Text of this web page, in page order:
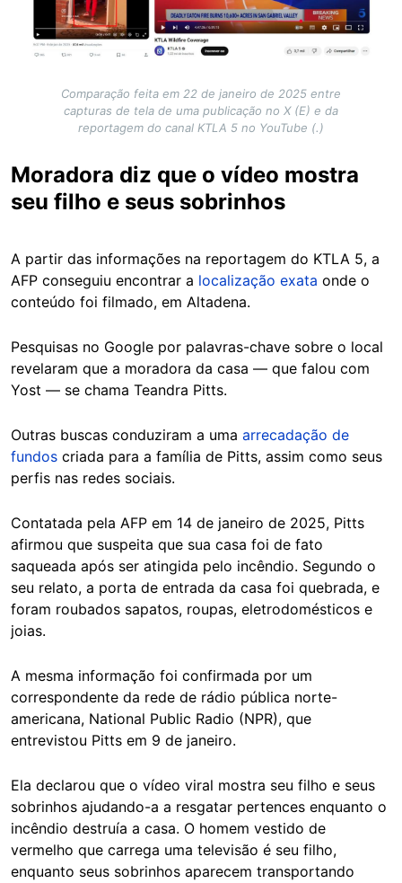
Comparação feita em 22 de janeiro de 2025 entre
capturas de tela de uma publicação no X (E) e da
reportagem do canal KTLA 5 no YouTube (.)
Moradora diz que o vídeo mostra
seu filho e seus sobrinhos
A partir das informações na reportagem do KTLA 5, a
AFP conseguiu encontrar a localização exata onde o
conteúdo foi filmado, em Altadena.
Pesquisas no Google por palavras-chave sobre o local
revelaram que a moradora da casa — que falou com
Yost — se chama Teandra Pitts.
Outras buscas conduziram a uma arrecadação de
fundos criada para a família de Pitts, assim como seus
perfis nas redes sociais.
Contatada pela AFP em 14 de janeiro de 2025, Pitts
afirmou que suspeita que sua casa foi de fato
saqueada após ser atingida pelo incêndio. Segundo o
seu relato, a porta de entrada da casa foi quebrada, e
foram roubados sapatos, roupas, eletrodomésticos e
joias.
A mesma informação foi confirmada por um
correspondente da rede de rádio pública norte-
americana, National Public Radio (NPR), que
entrevistou Pitts em 9 de janeiro.
Ela declarou que o vídeo viral mostra seu filho e seus
sobrinhos ajudando-a a resgatar pertences enquanto o
incêndio destruía a casa. O homem vestido de
vermelho que carrega uma televisão é seu filho,
enquanto seus sobrinhos aparecem transportando